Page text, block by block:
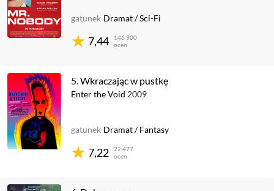
7,44
146 900
ocen
gatunek Dramat/Sci-Fi
5.Wkraczając w pustkę
Enter the Void 2009
7,22
22 477
ocen
gatunek Dramat/Fantasy